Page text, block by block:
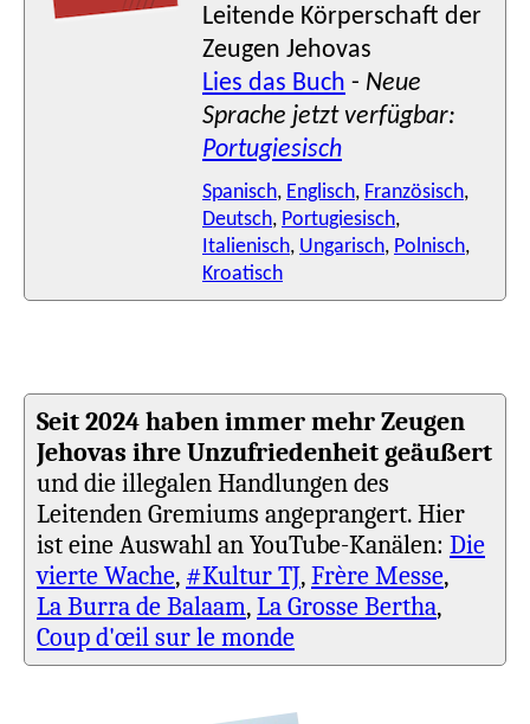
Leitende Körperschaft der
Zeugen Jehovas
Lies das Buch - Neue
Sprache jetzt verfügbar:
Portugiesisch
Spanisch, Englisch, Französisch,
Deutsch, Portugiesisch,
Italienisch, Ungarisch, Polnisch,
Kroatisch
Seit 2024 haben immer mehr Zeugen
Jehovas ihre Unzufriedenheit geäußert
und die illegalen Handlungen des
Leitenden Gremiums angeprangert. Hier
ist eine Auswahl an YouTube-Kanälen: Die
vierte Wache, #Kultur TJ,Frère Messe,
La Burra de Balaam,La Grosse Bertha,
Coup d'œil sur le monde